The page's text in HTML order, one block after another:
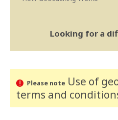
Looking for a
Please noteUse of
terms and